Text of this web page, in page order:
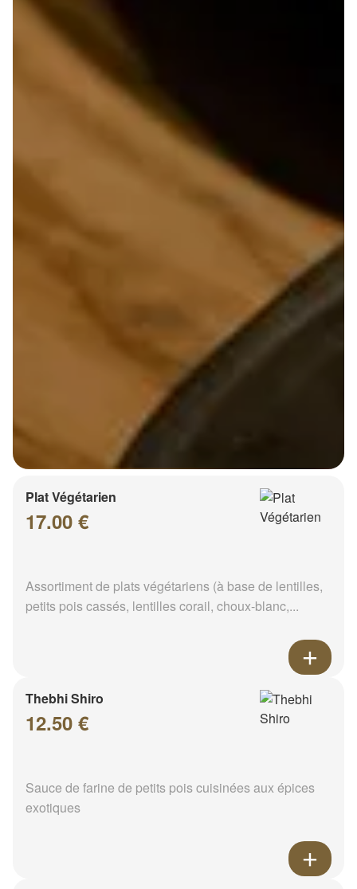
Plat Végétarien
17.00 €
Assortiment de plats végétariens (à base de lentilles,
petits pois cassés, lentilles corail, choux-blanc,...
Thebhi Shiro
12.50 €
Sauce de farine de petits pois cuisinées aux épices
exotiques